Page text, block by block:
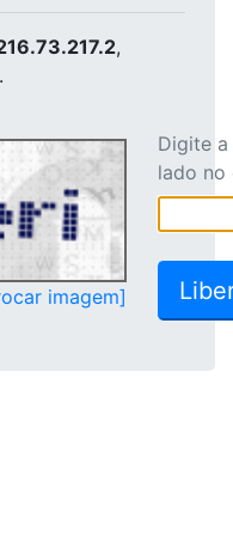
,
imagem]
Digite
lado no